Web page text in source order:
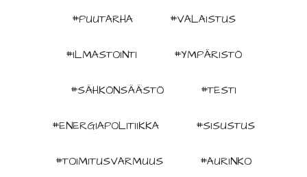
#PUUTARHA #VALAISTUS
#ILMASTOINTI #YMPÄRISTÖ
#SÄHKÖNSÄÄSTÖ #TESTI
#ENERGIAPOLITIIKKA #SISUSTUS
#TOIMITUSVARMUUS #AURINKO